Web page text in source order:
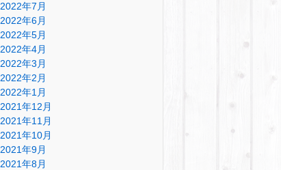
2022年7月
2022年6月
2022年5月
2022年4月
2022年3月
2022年2月
2022年1月
2021年12月
2021年11月
2021年10月
2021年9月
2021年8月